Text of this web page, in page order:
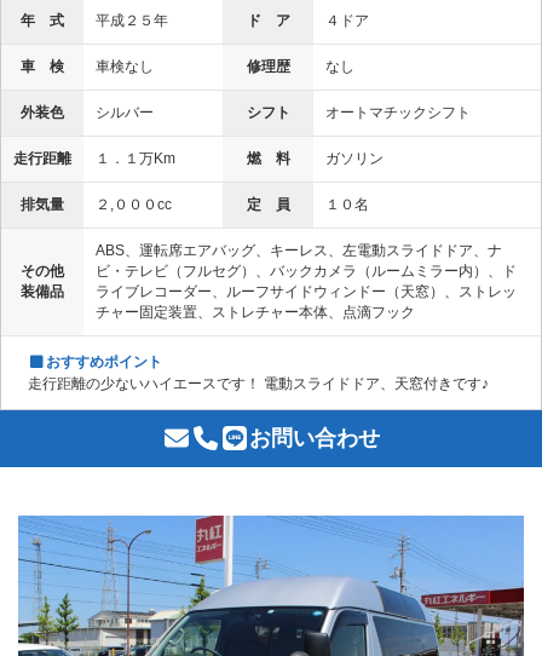
年 式 平成２５年 ド ア ４ドア
車 検 車検なし 修理歴 なし
外装色 シルバー シフト オートマチックシフト
走行距離 １．１万Km 燃 料 ガソリン
排気量 ２,０００cc 定 員 １０名
その他
装備品
ABS、運転席エアバッグ、キーレス、左電動スライドドア、ナ
ビ・テレビ（フルセグ）、バックカメラ（ルームミラー内）、ド
ライブレコーダー、ルーフサイドウィンドー（天窓）、ストレッ
チャー固定装置、ストレチャー本体、点滴フック
おすすめポイント
走行距離の少ないハイエースです！ 電動スライドドア、天窓付きです♪
お問い合わせ